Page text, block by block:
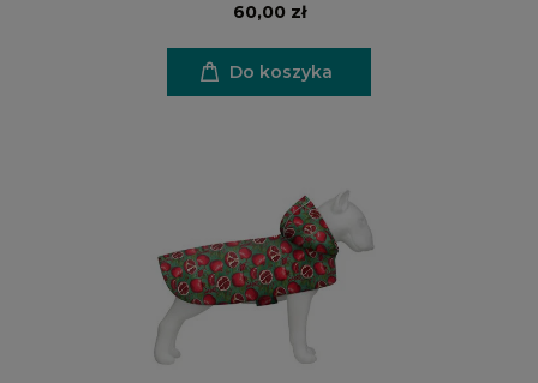
60,00 zł
Do koszyka